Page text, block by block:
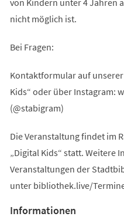
nicht möglich ist.
Bei Fragen:
Kontaktformular auf
Kids“ oder über Instagram:
(@stabigram)
Die Veranstaltung findet im
„Digital Kids“ statt. Weitere
Veranstaltungen der
unter bibliothek.live/
Informationen